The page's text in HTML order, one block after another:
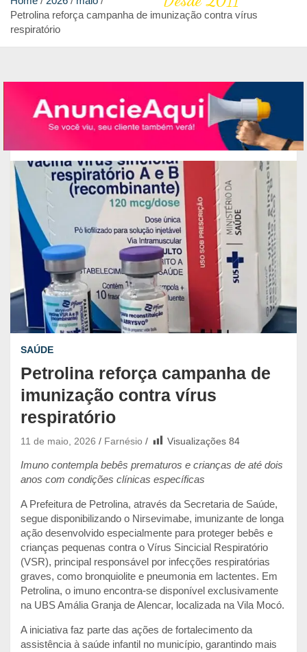
Petrolina reforça campanha de imunização contra vírus
respiratório
SAÚDE
Petrolina reforça campanha de
imunização contra vírus
respiratório
11 de maio, 2026 Farnésio Visualizações 84
Imuno contempla bebês prematuros e crianças de até dois
anos com condições clínicas específicas
A Prefeitura de Petrolina, através da Secretaria de Saúde,
segue disponibilizando o Nirsevimabe, imunizante de longa
ação desenvolvido especialmente para proteger bebês e
crianças pequenas contra o Vírus Sincicial Respiratório
(VSR), principal responsável por infecções respiratórias
graves, como bronquiolite e pneumonia em lactentes. Em
Petrolina, o imuno encontra-se disponível exclusivamente
na UBS Amália Granja de Alencar, localizada na Vila Mocó.
A iniciativa faz parte das ações de fortalecimento da
assistência à saúde infantil no município, garantindo mais